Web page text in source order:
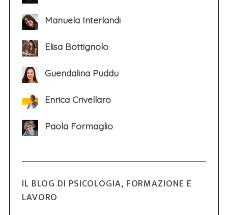
Manuela Interlandi
Elisa Bottignolo
Guendalina Puddu
Enrica Crivellaro
Paola Formaglio
IL BLOG DI PSICOLOGIA, FORMAZIONE E
LAVORO